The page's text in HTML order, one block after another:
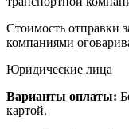
Стоимость отправки
компаниями
Юридические лица
Варианты оплаты:
картой.